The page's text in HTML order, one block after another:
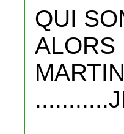
QUI
ALORS